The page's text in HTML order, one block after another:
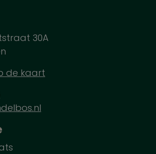
30A
de kaart